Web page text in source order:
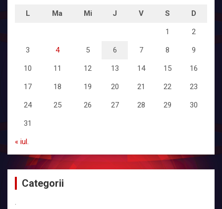
L Ma Mi J V S D
1 2
3 4 5 6 7 8 9
10 11 12 13 14 15 16
17 18 19 20 21 22 23
24 25 26 27 28 29 30
31
« iul.
Categorii
.